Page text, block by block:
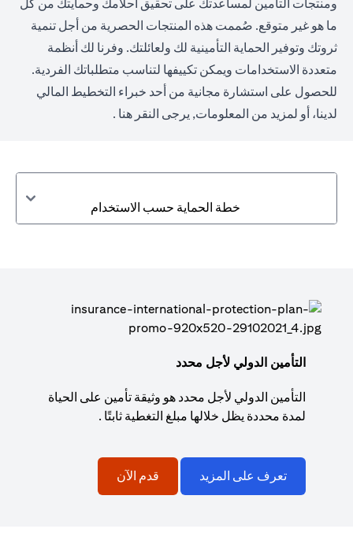
ومنتجات التأمين لمساعدتك على تحقيق أحلامك وحمايتك من كل
ما هو غير متوقع. صُممت هذه المنتجات الحصرية من أجل تنمية
ثروتك وتوفير الحماية التأمينية لك ولعائلتك. وفرنا لك أنظمة
متعددة الاستخدامات ويمكن تكييفها لتناسب متطلباتك الفردية.
للحصول على استشارة مجانية من أحد خبراء التخطيط المالي
لدينا، أو لمزيد من المعلومات, يرجى النقر هنا .
خطة الحماية حسب الاستخدام
التأمين الدولي لأجل محدد
التأمين الدولي لأجل محدد هو وثيقة تأمين على الحياة
لمدة محددة يظل خلالها مبلغ التغطية ثابتًا .
تعرف على المزيد قدم الآن